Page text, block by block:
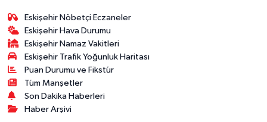
Eskişehir Nöbetçi Eczaneler
Eskişehir Hava Durumu
Eskişehir Namaz Vakitleri
Eskişehir Trafik Yoğunluk Haritası
Puan Durumu ve Fikstür
Tüm Manşetler
Son Dakika Haberleri
Haber Arşivi